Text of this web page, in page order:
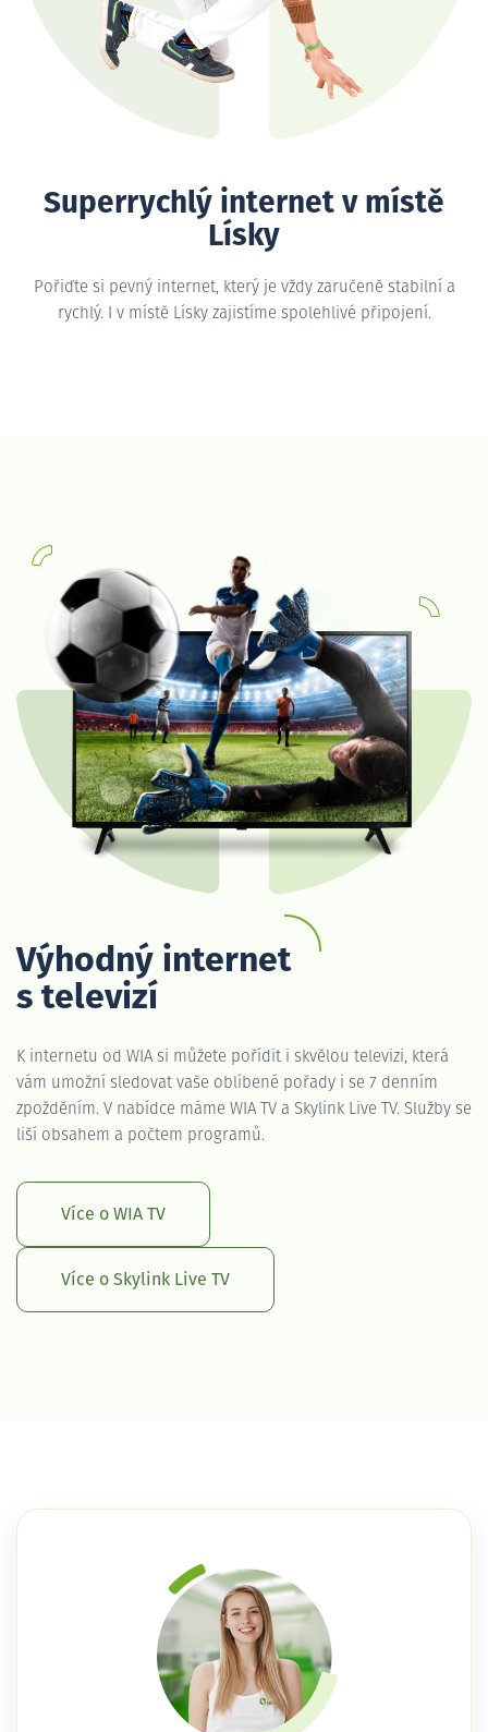
Superrychlý internet v místě
Lísky
Pořiďte si pevný internet, který je vždy zaručeně stabilní a
rychlý. I v místě Lísky zajistíme spolehlivé připojení.
Výhodný internet
s televizí
K internetu od WIA si můžete pořídit i skvělou televizi, která
vám umožní sledovat vaše oblíbené pořady i se 7 denním
zpožděním. V nabídce máme WIA TV a Skylink Live TV. Služby se
liší obsahem a počtem programů.
Více o WIA TV
Více o Skylink Live TV